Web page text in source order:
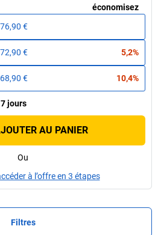
économisez
76,90 €
72,90 € 5,2%
68,90 € 10,4%
jours
AU PANIER
Ou
à l’offre en 3 étapes
Filtres